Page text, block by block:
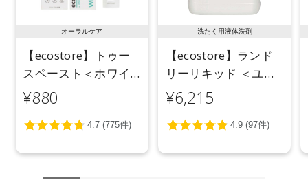
オーラルケア
【ecostore】トゥー
スペースト＜ホワイ
トニング＞ 100g
¥880
洗たく用液体洗剤
【ecostore】ランド
リーリキッド ＜ユー
カリ＞ 5L
¥6,215